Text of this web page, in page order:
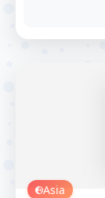
Asia